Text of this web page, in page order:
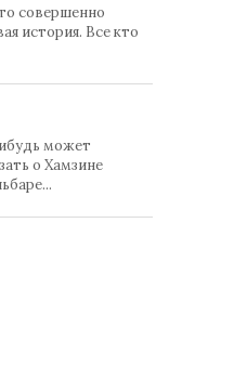
совершенно
история. Все кто
может
о Хамзине